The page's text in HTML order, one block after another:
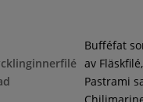
Bufféfat
av Fläskfilé,
Pastrami